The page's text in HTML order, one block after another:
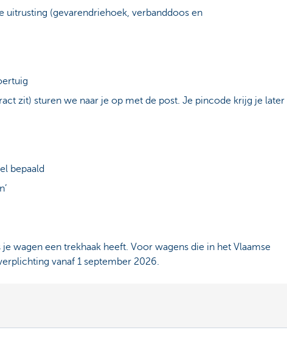
uitrusting (gevarendriehoek, verbanddoos en
zit) sturen we naar je op met de post. Je pincode krijg je later
bepaald
wagen een trekhaak heeft. Voor wagens die in het Vlaamse
vanaf 1 september 2026.